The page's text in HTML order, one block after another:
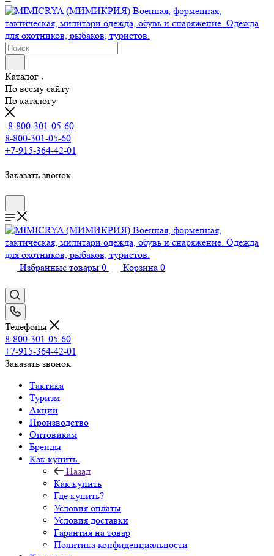
Каталог
По всему сайту
По каталогу
8-800-301-05-60
8-800-301-05-60
+7-915-364-42-01
Заказать звонок
Избранные товары 0 Корзина 0
Телефоны
8-800-301-05-60
+7-915-364-42-01
Заказать звонок
Тактика
Туризм
Акции
Производство
Оптовикам
Бренды
Как купить
Назад
Как купить
Где купить?
Условия оплаты
Условия доставки
Гарантия на товар
Политика конфиденциальности